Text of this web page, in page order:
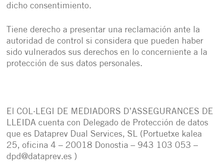
dicho consentimiento.
Tiene derecho a presentar una reclamación ante la
autoridad de control si considera que pueden haber
sido vulnerados sus derechos en lo concerniente a la
protección de sus datos personales.
El COL·LEGI DE MEDIADORS D’ASSEGURANCES DE
LLEIDA cuenta con Delegado de Protección de datos
que es Dataprev Dual Services, SL (Portuetxe kalea
25, oficina 4 – 20018 Donostia – 943 103 053 –
dpd@dataprev.es )